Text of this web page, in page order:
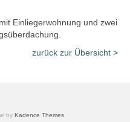
Einliegerwohnung und zwei
zurück zur Übersicht >
by Kadence Themes